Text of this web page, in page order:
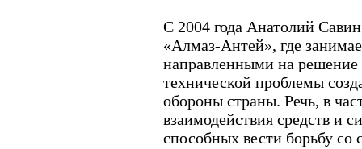
С 2004 года Анатолий
«Алмаз-Антей», где
направленными на
технической проблемы
обороны страны. Речь, в
взаимодействия средств и
способных вести борьбу со